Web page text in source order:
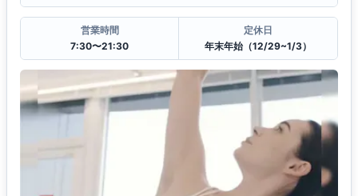
営業時間
7:30〜21:30
定休日
年末年始（12/29~1/3）